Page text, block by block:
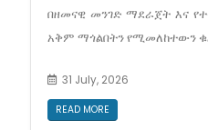
በዘመናዊ መንገድ ማደራጀት እና
አቅም ማጎልበትን የሚመለከተውን
31 July, 2026
READ MORE